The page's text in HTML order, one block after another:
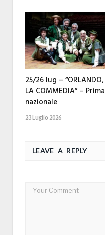
25/26 lug – “ORLANDO,
LA COMMEDIA” – Prima
nazionale
23 Luglio 2026
LEAVE A REPLY